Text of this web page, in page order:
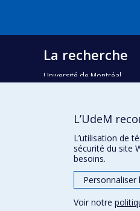
La recherche
Université de Montréal
Courriel:
Confidentialité
L’UdeM
L’utilisation de
sécurité du site
besoins.
Personnaliser
Voir notre